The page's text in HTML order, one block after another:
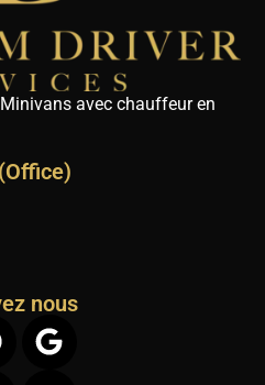
avec chauffeur en
nous